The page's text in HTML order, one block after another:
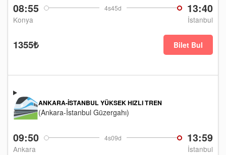
08:55 4s45d 13:40
Konya İstanbul
1355₺ Bilet Bul
09:50 4s09d 13:59
Ankara İstanbul
ANKARA-İSTANBUL YÜKSEK HIZLI TREN
(Ankara-İstanbul Güzergahı)